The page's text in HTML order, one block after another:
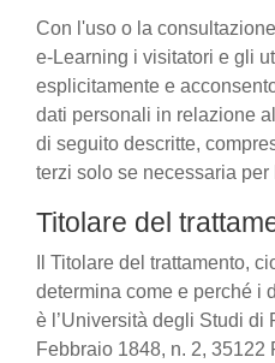
Con l'uso o la
e-Learning i visitatori e gli
esplicitamente e
dati personali in relazione
di seguito descritte,
terzi solo se necessaria per
Titolare del
Il Titolare del trattamento,
determina come e perché i
è l’Università degli Studi di
Febbraio 1848, n. 2, 35122